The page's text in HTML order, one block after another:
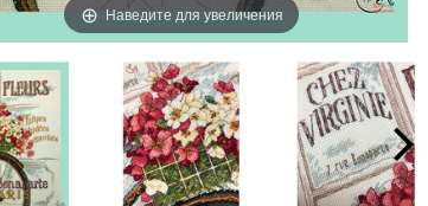
Наведите для увеличения